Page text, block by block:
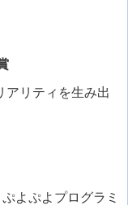
アリティを生み出
ぷよぷよプログラミ